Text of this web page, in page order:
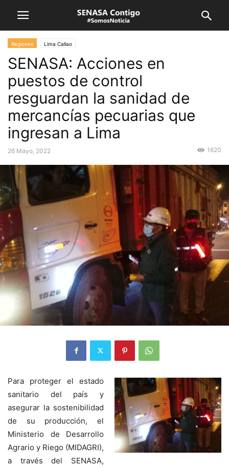
Regiones Lima Callao
SENASA: Acciones en
puestos de control
resguardan la sanidad de
mercancías pecuarias que
ingresan a Lima
26 Mayo, 2022 1620
Para proteger el estado
sanitario del país y
asegurar la sostenibilidad
de su producción, el
Ministerio de Desarrollo
Agrario y Riego (MIDAGRI),
a través del SENASA,